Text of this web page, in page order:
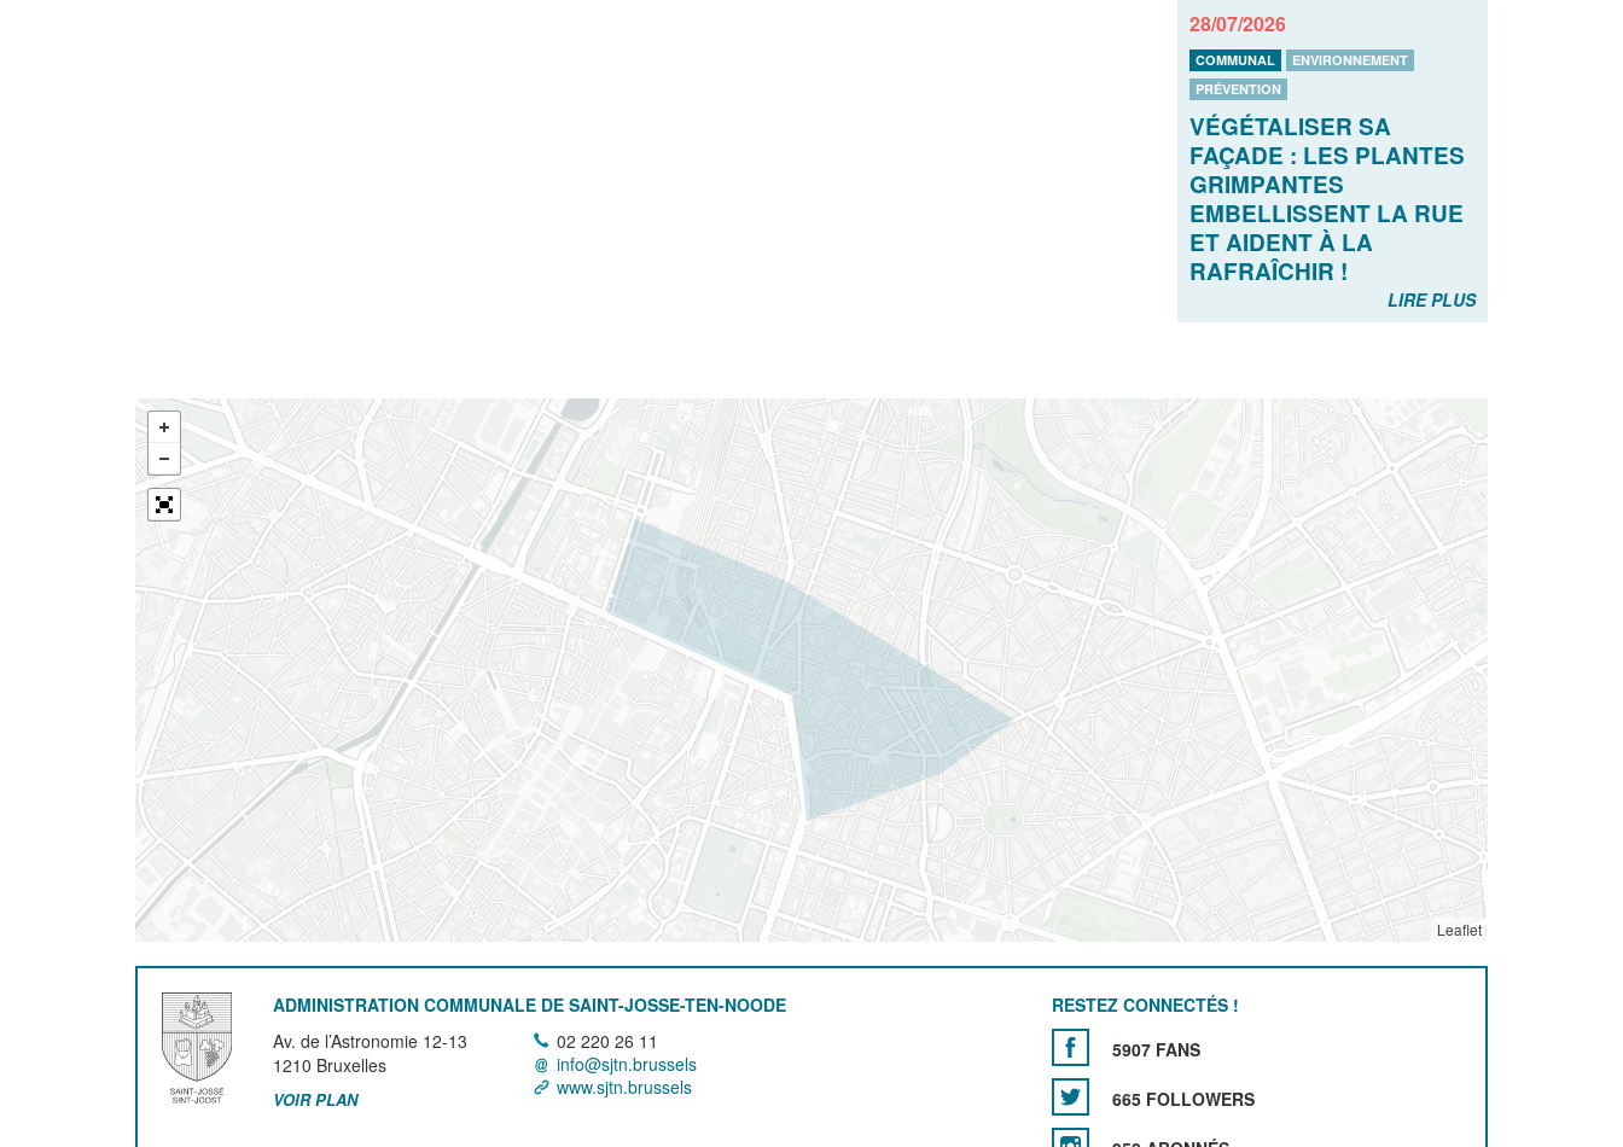
28/07/2026
COMMUNAL
ENVIRONNEMENT
PRÉVENTION
VÉGÉTALISER SA
FAÇADE : LES PLANTES
GRIMPANTES
EMBELLISSENT LA RUE
ET AIDENT À LA
RAFRAÎCHIR !
LIRE PLUS
Leaflet
ADMINISTRATION COMMUNALE DE SAINT-JOSSE-TEN-NOODE
Av. de l’Astronomie 12-13
1210 Bruxelles
VOIR PLAN
02 220 26 11
info@sjtn.brussels
www.sjtn.brussels
RESTEZ CONNECTÉS !
5907 FANS
665 FOLLOWERS